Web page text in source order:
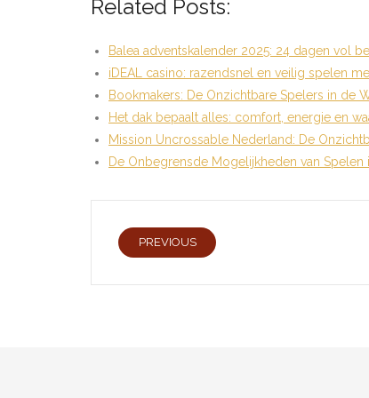
Related Posts:
Balea adventskalender 2025: 24 dagen vol
iDEAL casino: razendsnel en veilig spelen
Bookmakers: De Onzichtbare Spelers in de
Het dak bepaalt alles: comfort, energie en
Mission Uncrossable Nederland: De
De Onbegrensde Mogelijkheden van Spelen
PREVIOUS